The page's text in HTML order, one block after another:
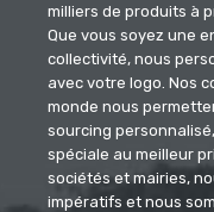
milliers de produits à
Que vous soyez une
collectivité, nous
avec votre logo. Nos
monde nous
sourcing
spéciale au meilleur
sociétés et mairies,
impératifs et nous